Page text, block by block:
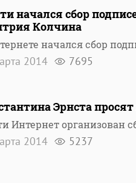
начался сбор
Колчина
начался сбор
2014 7695
Эрнста
Интернет организован
2014 5237